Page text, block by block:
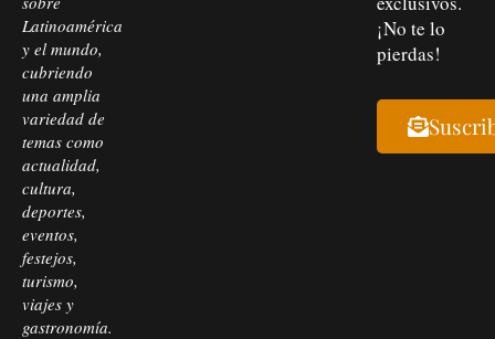
Latinoamérica
y el mundo,
cubriendo
una amplia
variedad de
temas como
actualidad,
cultura,
deportes,
eventos,
festejos,
turismo,
viajes y
gastronomía.
¡No te lo
pierdas!